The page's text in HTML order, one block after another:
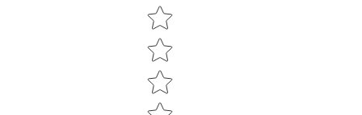
Star rating